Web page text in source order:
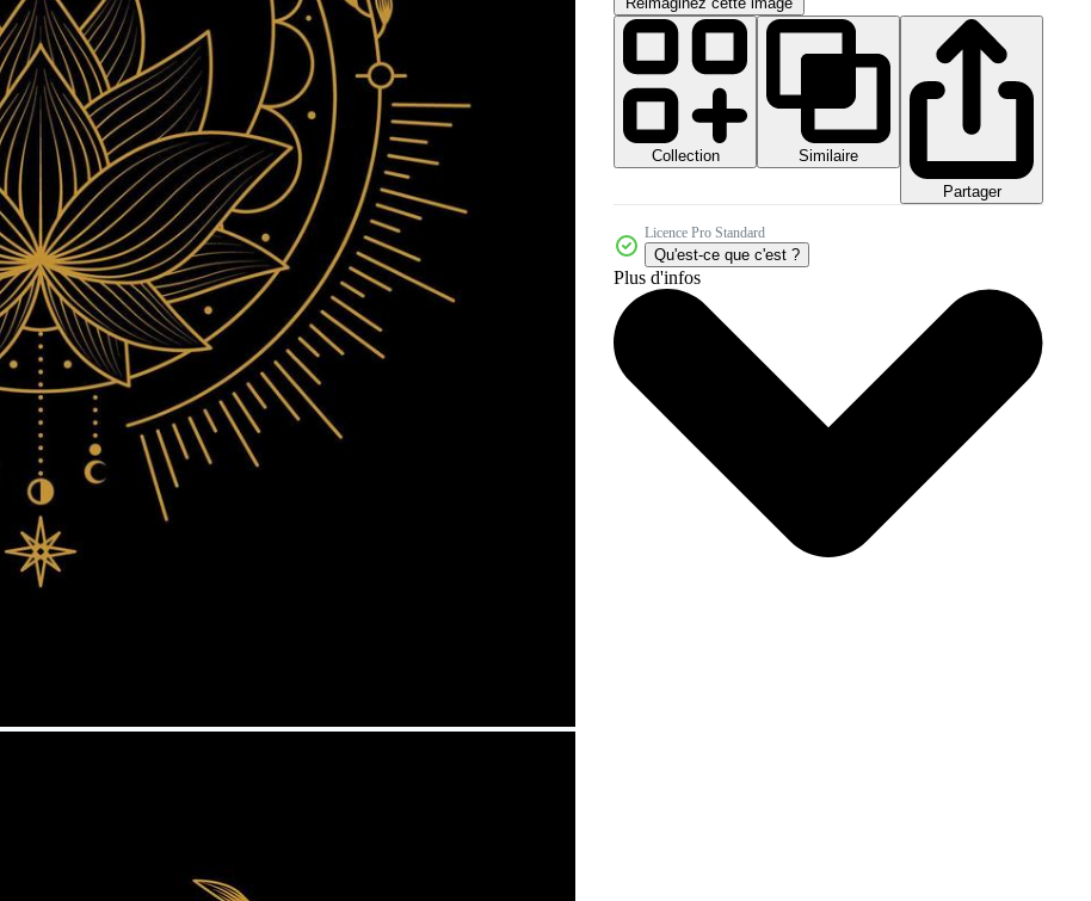
Collection
Similaire
Partager
Licence Pro Standard
Qu'est-ce que c'est ?
Plus d'infos